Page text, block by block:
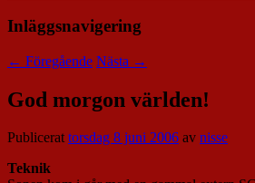
Inläggsnavigering
← Föregående Nästa →
God morgon världen!
Publicerattorsdag 8 juni 2006 av nisse
Teknik